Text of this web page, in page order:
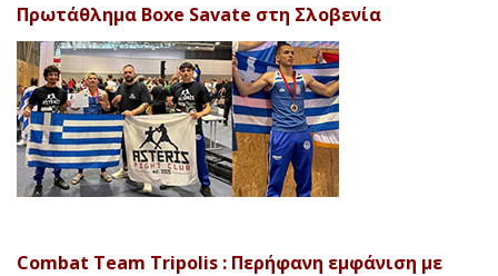
Πρωτάθλημα Boxe Savate στη Σλοβενία
Combat Team Tripolis : Περήφανη εμφάνιση με